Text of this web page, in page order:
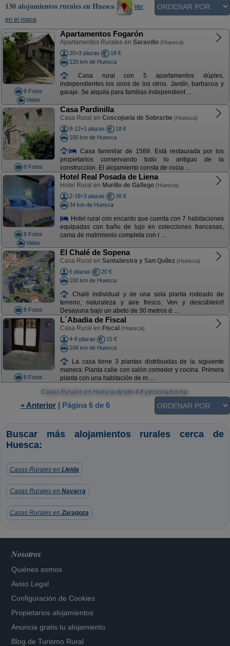
130 alojamientos rurales en Huesca
Ver
en el mapa
8 Fotos
Video
Apartamentos Fogarón
Apartamentos Rurales en Saravillo (Huesca)
20+3 plazas
18 €
120 km de Huesca
Casa rural con 5 apartamentos dúplex,
independientes los unos de los otros. Jardín, barbacoa y
garaje. Se alquila para familias independient ...
8 Fotos
Casa Pardinilla
Casa Rural en Coscojuela de Sobrarbe (Huesca)
8-12+1 plazas
18 €
100 km de Huesca
Casa faminliar de 1589. Está restaurada por los
propietarios conservando todo lo antiguo de la
construcción. El alojamiento consta de cocia ...
8 Fotos
Video
Hotel Real Posada de Liena
Hotel Rural en Murillo de Gallego (Huesca)
2-18+3 plazas
36 €
34 km de Huesca
Hotel rural con encanto que cuenta con 7 habitaciones
equipadas con baño de lujo en colecciones francesas,
cama de matrimonio completa con r ...
8 Fotos
El Chalé de Sopena
Casa Rural en Santaliestra y San Quílez (Huesca)
5 plazas
20 €
100 km de Huesca
Chalé individual y de una sola planta rodeado de
terreno, naturaleza y aire fresco. Ven y descúblelo!!
Desayuna bajo un abeto de 30 metros d ...
8 Fotos
L´Abadia de Fiscal
Casa Rural en Fiscal (Huesca)
4-6 plazas
15 €
106 km de Huesca
La casa tiene 3 plantas distribuidas de la siguiente
manera: Planta calle con salón comedor y cocina. Primera
planta con una habitación de m ...
Casas Rurales en Huesca desde 4 € persona/noche.
« Anterior | Página 6 de 6
Buscar más alojamientos rurales cerca de
Huesca:
Casas Rurales en Lleida
Casas Rurales en Navarra
Casas Rurales en Zaragoza
Nosotros
Quiénes somos
Aviso Legal
Configuración de Cookies
Propietarios alojamientos
Anuncia gratis tu alojamiento
Blog de Turismo Rural